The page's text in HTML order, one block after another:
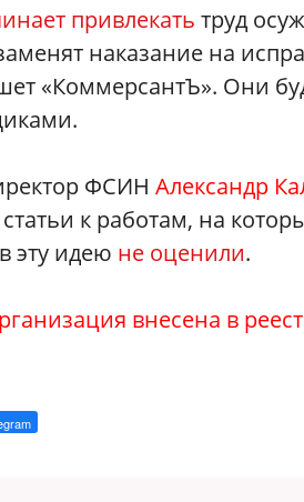
привлекать труд
наказание на
«КоммерсантЪ». Они
ФСИН Александр
к работам, на
эту идею не оценили.
внесена в